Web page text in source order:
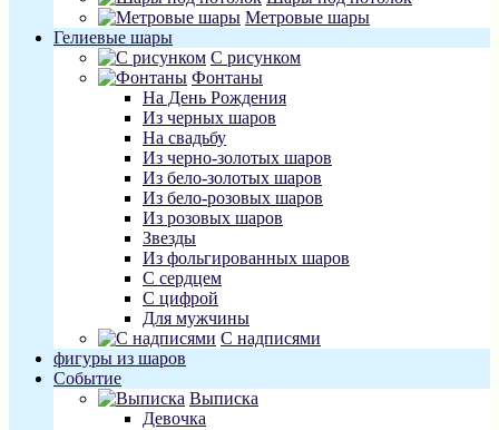
Метровые шары
Гелиевые шары
С рисунком
Фонтаны
На День Рождения
Из черных шаров
На свадьбу
Из черно-золотых шаров
Из бело-золотых шаров
Из бело-розовых шаров
Из розовых шаров
Звезды
Из фольгированных шаров
С сердцем
С цифрой
Для мужчины
С надписями
фигуры из шаров
Событие
Выписка
Девочка